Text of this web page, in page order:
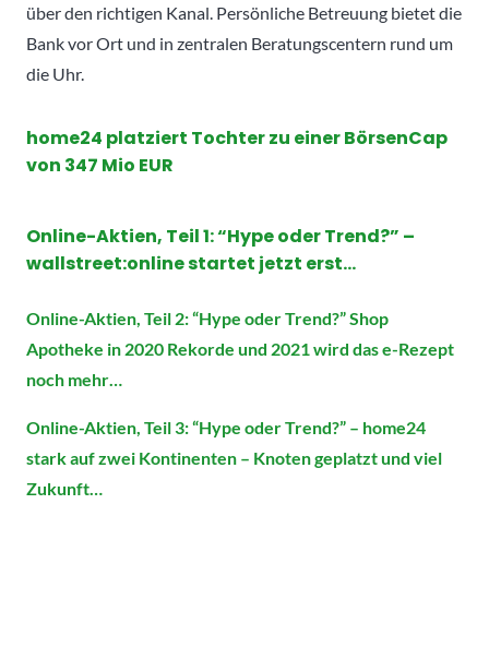
über den richtigen Kanal. Persönliche Betreuung bietet die
Bank vor Ort und in zentralen Beratungscentern rund um
die Uhr.
home24 platziert Tochter zu einer BörsenCap
von 347 Mio EUR
Online-Aktien, Teil 1: “Hype oder Trend?” –
wallstreet:online startet jetzt erst…
Online-Aktien, Teil 2: “Hype oder Trend?” Shop
Apotheke in 2020 Rekorde und 2021 wird das e-Rezept
noch mehr…
Online-Aktien, Teil 3: “Hype oder Trend?” – home24
stark auf zwei Kontinenten – Knoten geplatzt und viel
Zukunft…